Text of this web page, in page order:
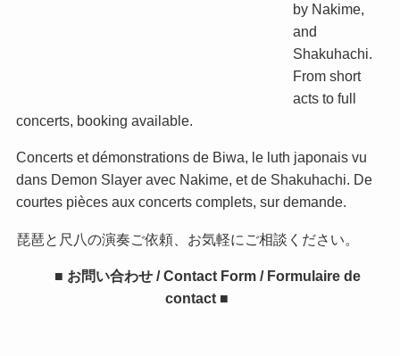
by Nakime,
and
Shakuhachi.
From short
acts to full
concerts, booking available.
Concerts et démonstrations de Biwa, le luth japonais vu
dans Demon Slayer avec Nakime, et de Shakuhachi. De
courtes pièces aux concerts complets, sur demande.
琵琶と尺八の演奏ご依頼、お気軽にご相談ください。
■ お問い合わせ / Contact Form / Formulaire de
contact ■